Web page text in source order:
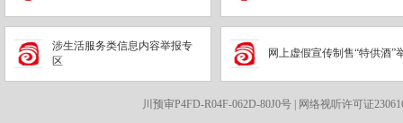
涉生活服务类信息内容举报专
区
网上虚假宣传制售“特供酒”
川预审P4FD-R04F-062D-80J0号 | 网络视听许可证